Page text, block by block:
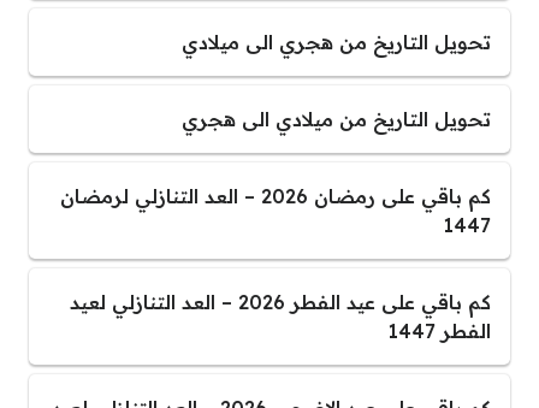
تحويل التاريخ من هجري الى ميلادي
تحويل التاريخ من ميلادي الى هجري
كم باقي على رمضان 2026 – العد التنازلي لرمضان
1447
كم باقي على عيد الفطر 2026 – العد التنازلي لعيد
الفطر 1447